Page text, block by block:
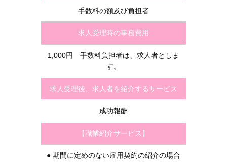
手数料の額及び負担者
求人受理時の事務費用
1,000円 手数料負担者は、求人者としま
す。
求人受理後、求人者を紹介するサービス
成功報酬
【職業紹介サービス】
● 期間に定めのない雇用契約の紹介の場合